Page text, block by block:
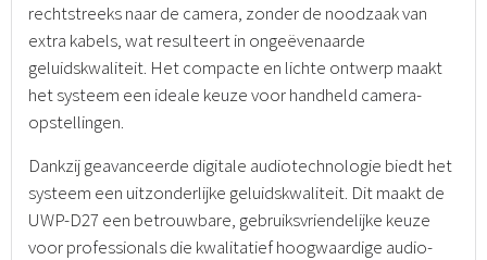
rechtstreeks naar de camera, zonder de noodzaak van
extra kabels, wat resulteert in ongeëvenaarde
geluidskwaliteit. Het compacte en lichte ontwerp maakt
het systeem een ideale keuze voor handheld camera-
opstellingen.
Dankzij geavanceerde digitale audiotechnologie biedt het
systeem een uitzonderlijke geluidskwaliteit. Dit maakt de
UWP-D27 een betrouwbare, gebruiksvriendelijke keuze
voor professionals die kwalitatief hoogwaardige audio-